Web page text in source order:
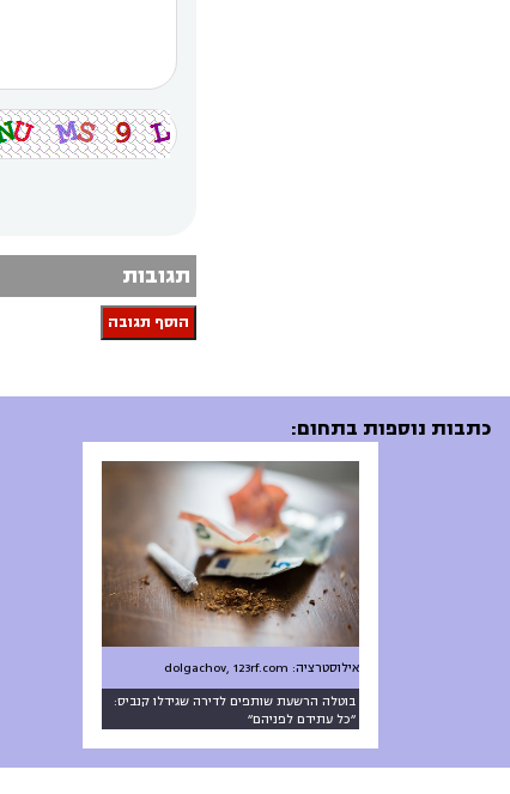
תגובות
הוסף תגובה
כתבות נוספות בתחום:
בוטלה הרשעת שותפים לדירה שגידלו קנביס:
״כל עתידם לפניהם״
אילוסטרציה: dolgachov, 123rf.com